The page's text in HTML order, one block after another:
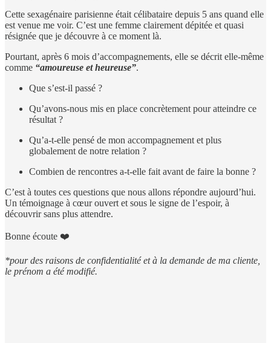
Cette sexagénaire parisienne était célibataire depuis 5 ans quand elle
est venue me voir. C’est une femme clairement dépitée et quasi
résignée que je découvre à ce moment là.
Pourtant, après 6 mois d’accompagnements, elle se décrit elle-même
comme “amoureuse et heureuse”.
Que s’est-il passé ?
Qu’avons-nous mis en place concrètement pour atteindre ce
résultat ?
Qu’a-t-elle pensé de mon accompagnement et plus
globalement de notre relation ?
Combien de rencontres a-t-elle fait avant de faire la bonne ?
C’est à toutes ces questions que nous allons répondre aujourd’hui.
Un témoignage à cœur ouvert et sous le signe de l’espoir, à
découvrir sans plus attendre.
Bonne écoute ❤️
*pour des raisons de confidentialité et à la demande de ma cliente,
le prénom a été modifié.